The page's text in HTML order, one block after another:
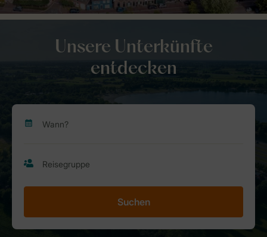
Unsere Unterkünfte
entdecken
Suchen